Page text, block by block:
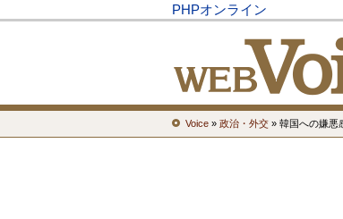
PHPオンライン
Voice » 政治・外交 » 韓国への嫌悪